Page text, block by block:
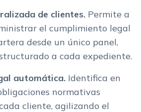
de clientes. Permite a
el cumplimiento legal
desde un único panel,
a cada expediente.
automática. Identifica en
normativas
cliente, agilizando el